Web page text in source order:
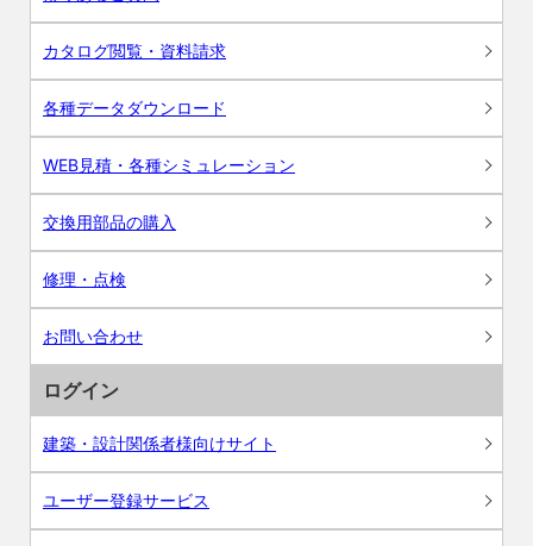
カタログ閲覧・資料請求
各種データダウンロード
WEB見積・各種シミュレーション
交換用部品の購入
修理・点検
お問い合わせ
ログイン
建築・設計関係者様向けサイト
ユーザー登録サービス